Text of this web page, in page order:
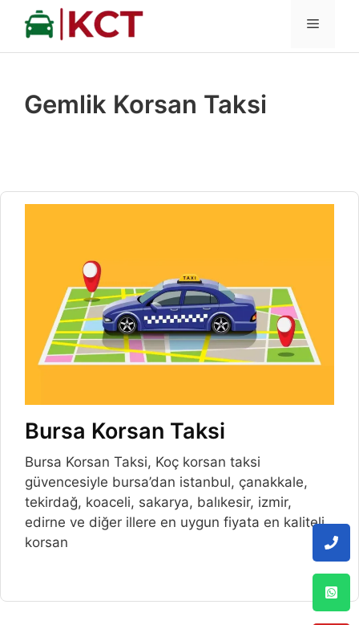
İçeriğe
MENÜ
Gemlik Korsan Taksi
Bursa Korsan Taksi
Bursa Korsan Taksi, Koç korsan taksi
güvencesiyle bursa’dan istanbul, çanakkale,
tekirdağ, koaceli, sakarya, balıkesir, izmir,
edirne ve diğer illere en uygun fiyata en kaliteli
korsan